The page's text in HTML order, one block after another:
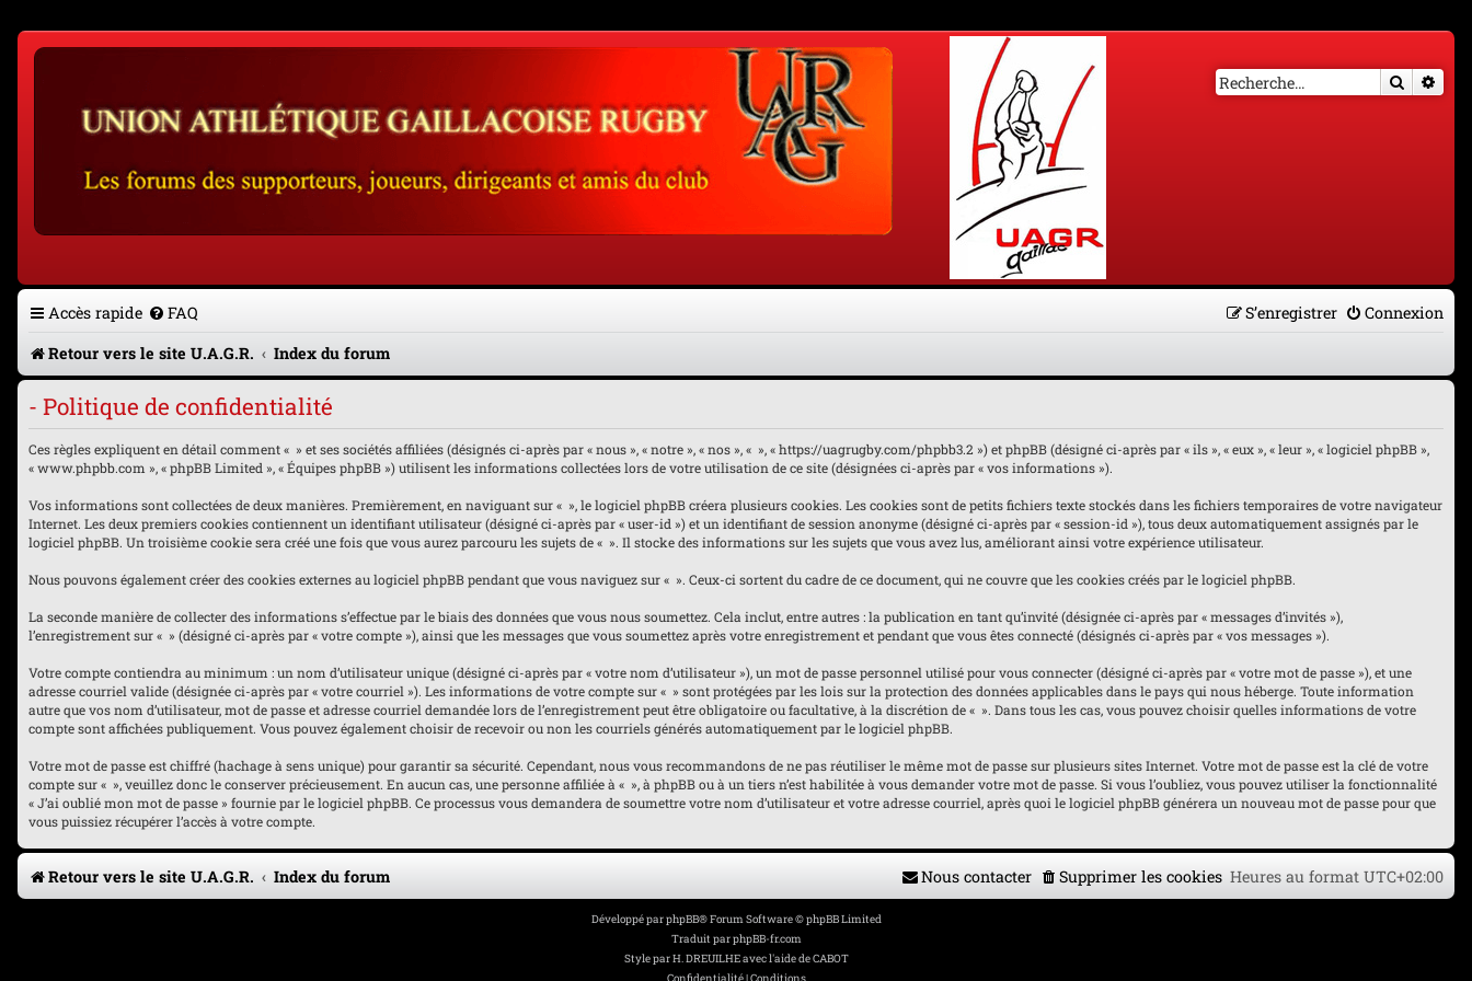
Accès rapide FAQ Connexion
S’enregistrer
Retour vers le site U.A.G.R.
Index du forum
- Politique de confidentialité
Ces règles expliquent en détail comment « » et ses sociétés affiliées (désignés ci-après par « nous », « notre », « nos », « », « https://uagrugby.com/phpbb3.2 ») et phpBB (désigné ci-après par « ils », « eux », « leur », « logiciel phpBB »,
« www.phpbb.com », « phpBB Limited », « Équipes phpBB ») utilisent les informations collectées lors de votre utilisation de ce site (désignées ci-après par « vos informations »).
Vos informations sont collectées de deux manières. Premièrement, en naviguant sur « », le logiciel phpBB créera plusieurs cookies. Les cookies sont de petits fichiers texte stockés dans les fichiers temporaires de votre navigateur
Internet. Les deux premiers cookies contiennent un identifiant utilisateur (désigné ci-après par « user-id ») et un identifiant de session anonyme (désigné ci-après par « session-id »), tous deux automatiquement assignés par le
logiciel phpBB. Un troisième cookie sera créé une fois que vous aurez parcouru les sujets de « ». Il stocke des informations sur les sujets que vous avez lus, améliorant ainsi votre expérience utilisateur.
Nous pouvons également créer des cookies externes au logiciel phpBB pendant que vous naviguez sur « ». Ceux-ci sortent du cadre de ce document, qui ne couvre que les cookies créés par le logiciel phpBB.
La seconde manière de collecter des informations s’effectue par le biais des données que vous nous soumettez. Cela inclut, entre autres : la publication en tant qu’invité (désignée ci-après par « messages d’invités »),
l’enregistrement sur « » (désigné ci-après par « votre compte »), ainsi que les messages que vous soumettez après votre enregistrement et pendant que vous êtes connecté (désignés ci-après par « vos messages »).
Votre compte contiendra au minimum : un nom d’utilisateur unique (désigné ci-après par « votre nom d’utilisateur »), un mot de passe personnel utilisé pour vous connecter (désigné ci-après par « votre mot de passe »), et une
adresse courriel valide (désignée ci-après par « votre courriel »). Les informations de votre compte sur « » sont protégées par les lois sur la protection des données applicables dans le pays qui nous héberge. Toute information
autre que vos nom d’utilisateur, mot de passe et adresse courriel demandée lors de l’enregistrement peut être obligatoire ou facultative, à la discrétion de « ». Dans tous les cas, vous pouvez choisir quelles informations de votre
compte sont affichées publiquement. Vous pouvez également choisir de recevoir ou non les courriels générés automatiquement par le logiciel phpBB.
Votre mot de passe est chiffré (hachage à sens unique) pour garantir sa sécurité. Cependant, nous vous recommandons de ne pas réutiliser le même mot de passe sur plusieurs sites Internet. Votre mot de passe est la clé de votre
compte sur « », veuillez donc le conserver précieusement. En aucun cas, une personne affiliée à « », à phpBB ou à un tiers n’est habilitée à vous demander votre mot de passe. Si vous l’oubliez, vous pouvez utiliser la fonctionnalité
« J’ai oublié mon mot de passe » fournie par le logiciel phpBB. Ce processus vous demandera de soumettre votre nom d’utilisateur et votre adresse courriel, après quoi le logiciel phpBB générera un nouveau mot de passe pour que
vous puissiez récupérer l’accès à votre compte.
Retour vers le site U.A.G.R. Index du forum Heures au format UTC+02:00
Supprimer les cookies
Nous contacter
Développé parphpBB® Forum Software © phpBB Limited
Traduit parphpBB-fr.com
Style parH. DREUILHE avec l'aide de CABOT